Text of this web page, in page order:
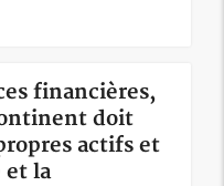
financières,
doit
actifs et
et la